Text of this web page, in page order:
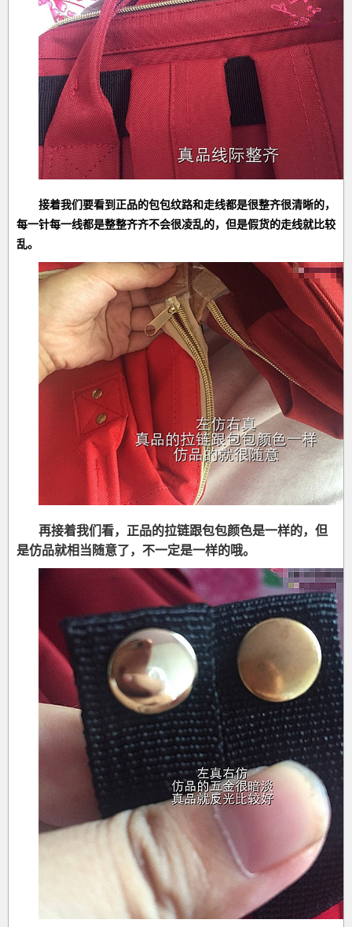
接着我们要看到正品的包包纹路和走线都是很整齐很清晰的，
每一针每一线都是整整齐齐不会很凌乱的，但是假货的走线就比较
乱。
再接着我们看，正品的拉链跟包包颜色是一样的，但
是仿品就相当随意了，不一定是一样的哦。